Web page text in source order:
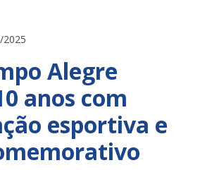
2025
Alegre
anos com
esportiva e